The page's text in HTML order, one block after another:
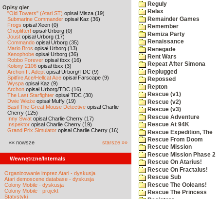
Opisy gier
"Old Towers" (Atari ST) opisał Misza (19)
Submarine Commander opisał Kaz (36)
Frogs opisał Xeen (0)
Choplifter! opisał Urborg (0)
Joust opisał Urborg (17)
Commando opisał Urborg (35)
Mario Bros opisał Urborg (13)
Xenophobe opisał Urborg (36)
Robbo Forever opisał tbxx (16)
Kolony 2106 opisał tbxx (3)
Archon II: Adept opisał Urborg/TDC (9)
Spitfire Ace/Hellcat Ace opisał Farscape (9)
Wyspa opisał Kaz (9)
Archon opisał Urborg/TDC (16)
The Last Starfighter opisał TDC (30)
Dwie Wieże opisał Muffy (19)
Basil The Great Mouse Detective opisał Charlie
Cherry (125)
Inny Świat opisał Charlie Cherry (17)
Inspektor opisał Charlie Cherry (19)
Grand Prix Simulator opisał Charlie Cherry (16)
«« nowsze starsze »»
Wewnętrzne/Internals
Organizowanie imprez Atari - dyskusja
Atari demoscene database - dyskusja
Colony Mobile - dyskusja
Colony Mobile - projekt
Statystyki
Reguly
Relax
Remainder Games
Remember
Remiza Party
Renaissance
Renegade
Rent Wars
Repeat After Simona
Replugged
Repossed
Repton
Rescue (v1)
Rescue (v2)
Rescue (v3)
Rescue Adventure
Rescue At 94K
Rescue Expedition, The
Rescue From Doom
Rescue Mission
Rescue Mission Phase 2
Rescue On Atarius!
Rescue On Fractalus!
Rescue Sub
Rescue The Ooleans!
Rescue The Princess